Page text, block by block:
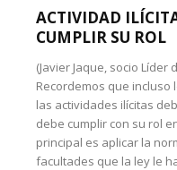
ACTIVIDAD
CUMPLIR SU ROL
(Javier Jaque, socio Líder
Recordemos que
las actividades ilícitas
debe cumplir con su rol
principal es aplicar la
facultades que la ley le